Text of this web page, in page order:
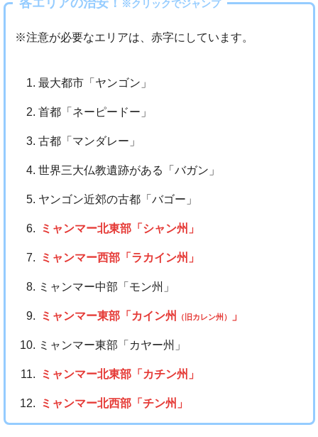
※クリックでジャンプ
※注意が必要なエリアは、赤字にしています。
最大都市「ヤンゴン」
首都「ネーピードー」
古都「マンダレー」
世界三大仏教遺跡がある「バガン」
ヤンゴン近郊の古都「バゴー」
ミャンマー北東部「シャン州」
ミャンマー西部「ラカイン州」
ミャンマー中部「モン州」
ミャンマー東部「カイン州 （旧カレン州） 」
ミャンマー東部「カヤー州」
ミャンマー北東部「カチン州」
ミャンマー北西部「チン州」